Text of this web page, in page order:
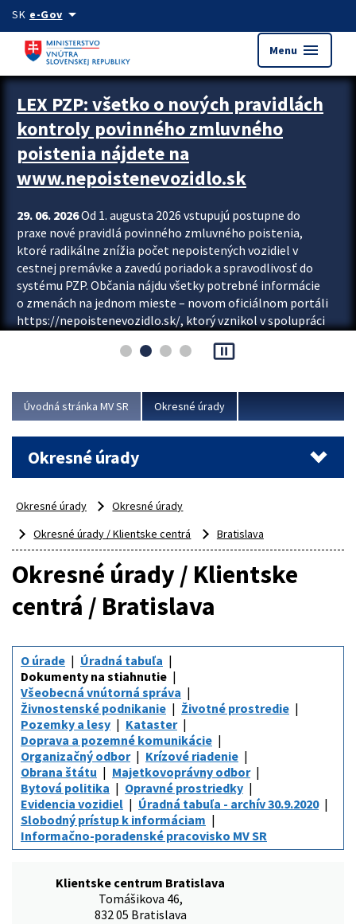
Preskocit na hlavný obsah
SK e-Govarrow_drop_down
Menu menu
Zastavit automatický posun upútavok
LEX PZP: všetko o nových pravidlách
kontroly povinného zmluvného
poistenia nájdete na
www.nepoistenevozidlo.sk
29. 06. 2026Od 1. augusta 2026 vstupujú postupne do
praxe nové pravidlá povinného zmluvného poistenia,
ktoré radikálne znížia počet nepoistených vozidiel v
cestnej premávke a zavedú poriadok a spravodlivosť do
systému PZP. Občania nájdu všetky potrebné informácie
o zmenách na jednom mieste – novom oficiálnom portáli
https://nepoistenevozidlo.sk/, ktorý vznikol v spolupráci
asociácie poisťovní (SLASPO) a Ministerstva vnútra SR.
Viac
pause_presentation
Úvodná stránka MV SR Okresné úrady
Okresné úrady
Okresné úrady
Okresné úrady
Okresné úrady / Klientske centrá
Bratislava
Okresné úrady / Klientske
centrá / Bratislava
O úrade
Úradná tabuľa
Dokumenty na stiahnutie
Všeobecná vnútorná správa
Živnostenské podnikanie
Životné prostredie
Pozemky a lesy
Kataster
Doprava a pozemné komunikácie
Organizačný odbor
Krízové riadenie
Obrana štátu
Majetkovoprávny odbor
Bytová politika
Opravné prostriedky
Evidencia vozidiel
Úradná tabuľa - archív 30.9.2020
Slobodný prístup k informáciam
Informačno-poradenské pracovisko MV SR
Klientske centrum Bratislava
Tomášikova 46,
832 05 Bratislava